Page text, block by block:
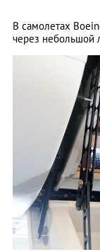
В самолетах
через небольшой